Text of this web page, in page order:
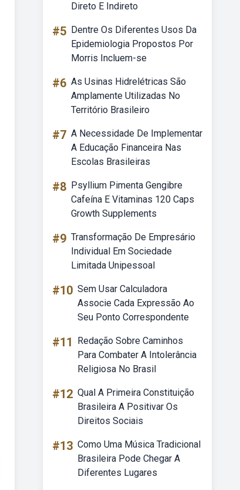
Direto E Indireto
#5 Dentre Os Diferentes Usos Da
Epidemiologia Propostos Por
Morris Incluem-se
#6 As Usinas Hidrelétricas São
Amplamente Utilizadas No
Território Brasileiro
#7 A Necessidade De Implementar
A Educação Financeira Nas
Escolas Brasileiras
#8 Psyllium Pimenta Gengibre
Cafeína E Vitaminas 120 Caps
Growth Supplements
#9 Transformação De Empresário
Individual Em Sociedade
Limitada Unipessoal
#10 Sem Usar Calculadora
Associe Cada Expressão Ao
Seu Ponto Correspondente
#11
Redação Sobre Caminhos
Para Combater A Intolerância
Religiosa No Brasil
#12 Qual A Primeira Constituição
Brasileira A Positivar Os
Direitos Sociais
#13 Como Uma Música Tradicional
Brasileira Pode Chegar A
Diferentes Lugares